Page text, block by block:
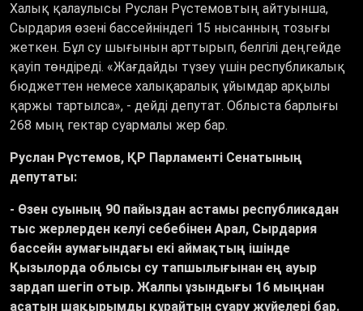
Халық қалаулысы Руслан Рүстемовтың айтуынша,
Сырдария өзені бассейніндегі 15 нысанның тозығы
жеткен. Бұл су шығынын арттырып, белгілі деңгейде
қауіп төндіреді. «Жағдайды түзеу үшін республикалық
бюджеттен немесе халықаралық ұйымдар арқылы
қаржы тартылса», - дейді депутат. Облыста барлығы
268 мың гектар суармалы жер бар.
Руслан Рүстемов, ҚР Парламенті Сенатының
депутаты:
- Өзен суының 90 пайыздан астамы республикадан
тыс жерлерден келуі себебінен Арал, Сырдария
бассейн аумағындағы екі аймақтың ішінде
Қызылорда облысы су тапшылығынан ең ауыр
зардап шегіп отыр. Жалпы ұзындығы 16 мыңнан
асатын шақырымды құрайтын суару жүйелері бар.